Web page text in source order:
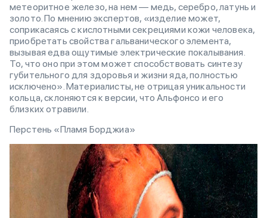
метеоритное железо, на нем — медь, серебро, латунь и
золото. По мнению экспертов, «изделие может,
соприкасаясь с кислотными секрециями кожи человека,
приобретать свойства гальванического элемента,
вызывая едва ощутимые электрические покалывания.
То, что оно при этом может способствовать синтезу
губительного для здоровья и жизни яда, полностью
исключено». Материалисты, не отрицая уникальности
кольца, склоняются к версии, что Альфонсо и его
близких отравили.
Перстень «Пламя Борджиа»